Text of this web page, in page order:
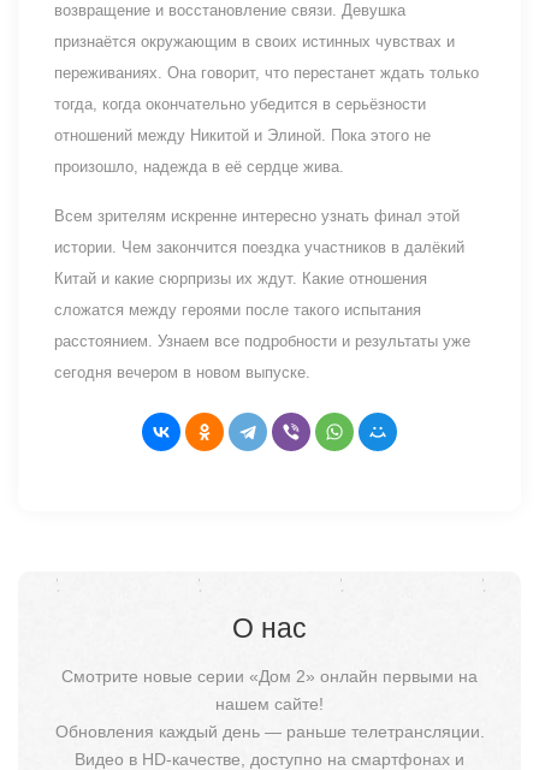
возвращение и восстановление связи. Девушка
признаётся окружающим в своих истинных чувствах и
переживаниях. Она говорит, что перестанет ждать только
тогда, когда окончательно убедится в серьёзности
отношений между Никитой и Элиной. Пока этого не
произошло, надежда в её сердце жива.
Всем зрителям искренне интересно узнать финал этой
истории. Чем закончится поездка участников в далёкий
Китай и какие сюрпризы их ждут. Какие отношения
сложатся между героями после такого испытания
расстоянием. Узнаем все подробности и результаты уже
сегодня вечером в новом выпуске.
О нас
Смотрите новые серии «Дом 2» онлайн первыми на
нашем сайте!
Обновления каждый день — раньше телетрансляции.
Видео в HD-качестве, доступно на смартфонах и